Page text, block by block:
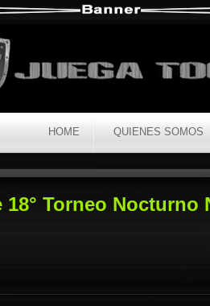
HOME QUIENES SOMOS
18° Torneo Nocturno